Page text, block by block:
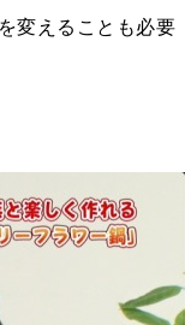
変えることも必要